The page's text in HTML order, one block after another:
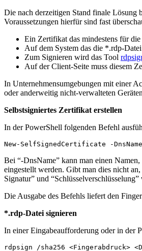
Die nach derzeitigen Stand finale Lösung
Voraussetzungen hierfür sind fast
Ein Zertifikat das mindestens für
Auf dem System das die *.rdp-
Zum Signieren wird das Tool
Auf der Client-Seite muss diesem
In Unternehmensumgebungen mit einer
oder anderweitig nicht-verwalteten
Selbstsigniertes Zertifikat erstellen
In der PowerShell folgenden Befehl
New-SelfSignedCertificate -
Bei “-DnsName” kann man einen
eingestellt werden. Gibt man dies nicht
Signatur” und
Die Ausgabe des Befehls liefert den
*.rdp-Datei signieren
In einer Eingabeaufforderung oder in
rdpsign /sha256 <Fingerabdruck>